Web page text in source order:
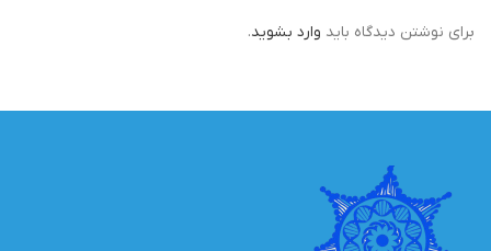
برای نوشتن دیدگاه باید وارد بشوید.